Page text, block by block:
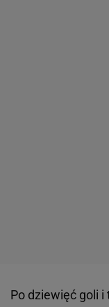
Po dziewięć goli